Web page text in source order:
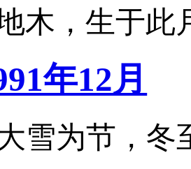
木，生于此
年12月
雪为节，